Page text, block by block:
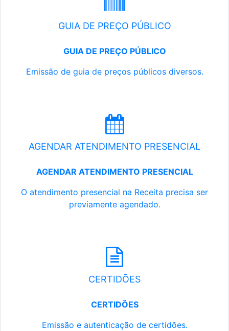
GUIA DE PREÇO PÚBLICO
GUIA DE PREÇO PÚBLICO
Emissão de guia de preços públicos diversos.
AGENDAR ATENDIMENTO PRESENCIAL
AGENDAR ATENDIMENTO PRESENCIAL
O atendimento presencial na Receita precisa ser
previamente agendado.
CERTIDÕES
CERTIDÕES
Emissão e autenticação de certidões.